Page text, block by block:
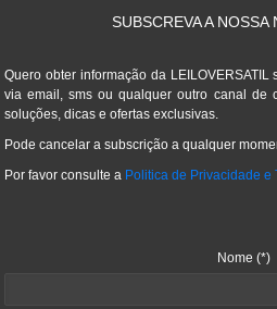
SUBSCREVA A NOSSA
Quero obter informação da
via email, sms ou qualquer outro canal de
soluções, dicas e ofertas exclusivas.
Pode cancelar a subscrição a qualquer
Por favor consulte a Politica de Privacidade
Nome (*)